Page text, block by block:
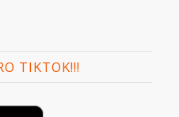
TIKTOK!!!